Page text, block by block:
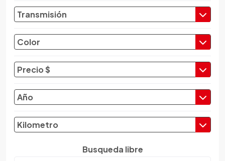
Dacia
Daewoo
Daf
Daihatsu
Datsun
Dayun
Derbi
Dfsk
Dmc
Dodge
Transmisión
Color
Precio $
Año
Kilometro
Busqueda libre